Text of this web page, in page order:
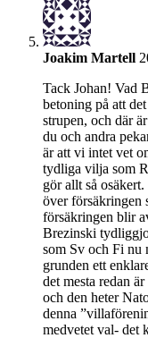
Joakim Martell
Tack Johan! Vad
betoning på att
strupen, och där
du och andra
är att vi intet vet
tydliga vilja som
gör allt så
över försäkringen
försäkringen blir
Brezinski
som Sv och Fi nu
grunden ett
det mesta redan
och den heter
denna
medvetet val- det